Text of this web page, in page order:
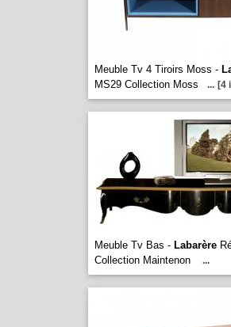
Meuble Tv 4 Tiroirs Moss -
MS29 Collection Moss
... [4
Meuble Tv Bas - Labarère
Collection Maintenon
...